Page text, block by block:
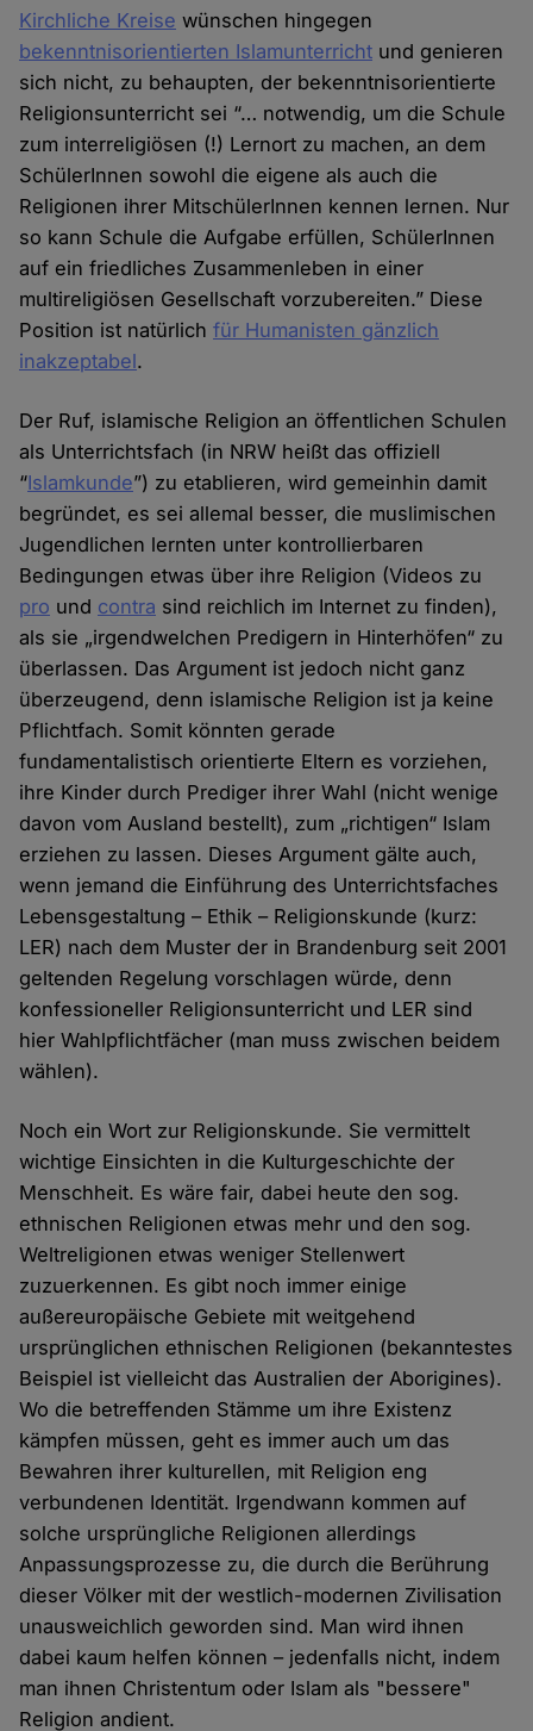
Kirchliche Kreise wünschen hingegen
bekenntnisorientierten Islamunterricht und genieren
sich nicht, zu behaupten, der bekenntnisorientierte
Religionsunterricht sei “… notwendig, um die Schule
zum interreligiösen (!) Lernort zu machen, an dem
SchülerInnen sowohl die eigene als auch die
Religionen ihrer MitschülerInnen kennen lernen. Nur
so kann Schule die Aufgabe erfüllen, SchülerInnen
auf ein friedliches Zusammenleben in einer
multireligiösen Gesellschaft vorzubereiten.” Diese
Position ist natürlichfür Humanisten gänzlich
inakzeptabel.
Der Ruf, islamische Religion an öffentlichen Schulen
als Unterrichtsfach (in NRW heißt das offiziell
“Islamkunde”) zu etablieren, wird gemeinhin damit
begründet, es sei allemal besser, die muslimischen
Jugendlichen lernten unter kontrollierbaren
Bedingungen etwas über ihre Religion (Videos zu
pro und contra sind reichlich im Internet zu finden),
als sie „irgendwelchen Predigern in Hinterhöfen“ zu
überlassen. Das Argument ist jedoch nicht ganz
überzeugend, denn islamische Religion ist ja keine
Pflichtfach. Somit könnten gerade
fundamentalistisch orientierte Eltern es vorziehen,
ihre Kinder durch Prediger ihrer Wahl (nicht wenige
davon vom Ausland bestellt), zum „richtigen“ Islam
erziehen zu lassen. Dieses Argument gälte auch,
wenn jemand die Einführung des Unterrichtsfaches
Lebensgestaltung – Ethik – Religionskunde (kurz:
LER) nach dem Muster der in Brandenburg seit 2001
geltenden Regelung vorschlagen würde, denn
konfessioneller Religionsunterricht und LER sind
hier Wahlpflichtfächer (man muss zwischen beidem
wählen).
Noch ein Wort zur Religionskunde. Sie vermittelt
wichtige Einsichten in die Kulturgeschichte der
Menschheit. Es wäre fair, dabei heute den sog.
ethnischen Religionen etwas mehr und den sog.
Weltreligionen etwas weniger Stellenwert
zuzuerkennen. Es gibt noch immer einige
außereuropäische Gebiete mit weitgehend
ursprünglichen ethnischen Religionen (bekanntestes
Beispiel ist vielleicht das Australien der Aborigines).
Wo die betreffenden Stämme um ihre Existenz
kämpfen müssen, geht es immer auch um das
Bewahren ihrer kulturellen, mit Religion eng
verbundenen Identität. Irgendwann kommen auf
solche ursprüngliche Religionen allerdings
Anpassungsprozesse zu, die durch die Berührung
dieser Völker mit der westlich-modernen Zivilisation
unausweichlich geworden sind. Man wird ihnen
dabei kaum helfen können – jedenfalls nicht, indem
man ihnen Christentum oder Islam als "bessere"
Religion andient.